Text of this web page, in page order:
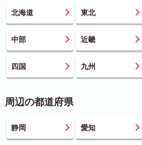
北海道 東北
中部 近畿
四国 九州
周辺の都道府県
静岡 愛知